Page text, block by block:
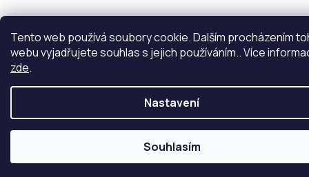
Tento web používá soubory cookie. Dalším procházením
webu vyjadřujete souhlas s jejich používáním.. Více
zde.
Nastavení
Souhlasím